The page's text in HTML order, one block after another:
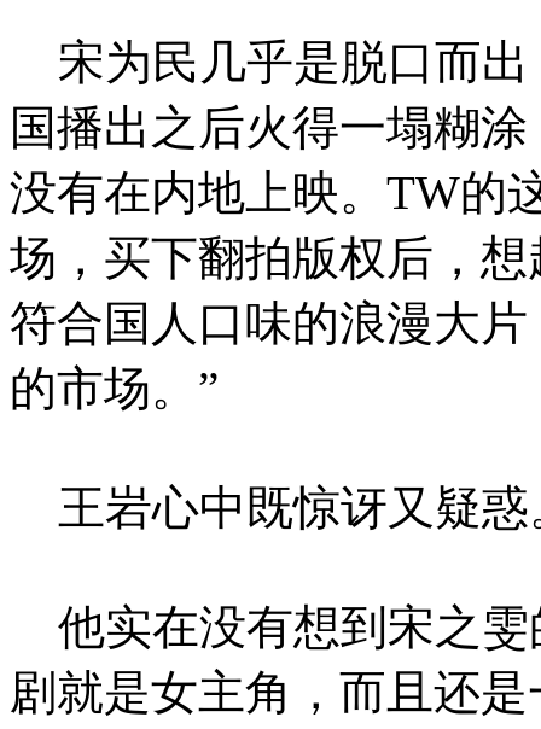
宋为民几乎是脱口而出
国播出之后火得一塌糊
没有在内地上映。TW的
场，买下翻拍版权后，
符合国人口味的浪漫大
的市场。”
王岩心中既惊讶又疑惑
他实在没有想到宋之雯
剧就是女主角，而且还